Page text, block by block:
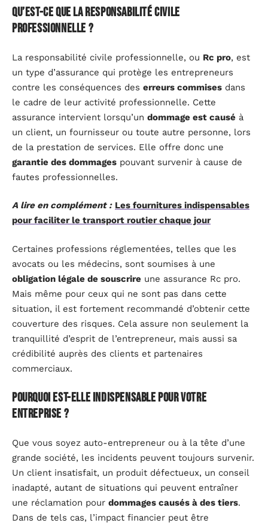
Qu’est-ce que la responsabilité civile
professionnelle ?
La responsabilité civile professionnelle, ou Rc pro, est
un type d’assurance qui protège les entrepreneurs
contre les conséquences des erreurs commises dans
le cadre de leur activité professionnelle. Cette
assurance intervient lorsqu’un dommage est causé à
un client, un fournisseur ou toute autre personne, lors
de la prestation de services. Elle offre donc une
garantie des dommages pouvant survenir à cause de
fautes professionnelles.
A lire en complément : Les fournitures indispensables
pour faciliter le transport routier chaque jour
Certaines professions réglementées, telles que les
avocats ou les médecins, sont soumises à une
obligation légale de souscrire une assurance Rc pro.
Mais même pour ceux qui ne sont pas dans cette
situation, il est fortement recommandé d’obtenir cette
couverture des risques. Cela assure non seulement la
tranquillité d’esprit de l’entrepreneur, mais aussi sa
crédibilité auprès des clients et partenaires
commerciaux.
Pourquoi est-elle indispensable pour votre
entreprise ?
Que vous soyez auto-entrepreneur ou à la tête d’une
grande société, les incidents peuvent toujours survenir.
Un client insatisfait, un produit défectueux, un conseil
inadapté, autant de situations qui peuvent entraîner
une réclamation pour dommages causés à des tiers.
Dans de tels cas, l’impact financier peut être